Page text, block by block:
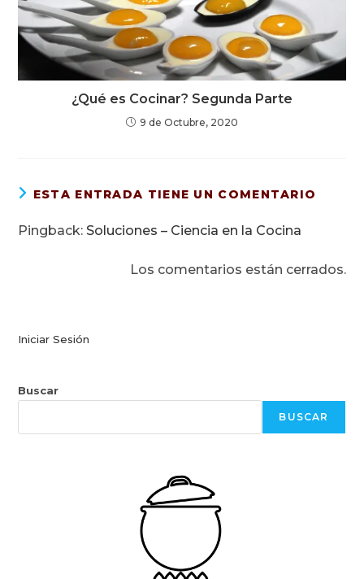
¿Qué es Cocinar? Segunda Parte
9 de Octubre, 2020
ESTA ENTRADA TIENE UN COMENTARIO
Pingback: Soluciones – Ciencia en la Cocina
Los comentarios están cerrados.
Iniciar Sesión
Buscar
BUSCAR